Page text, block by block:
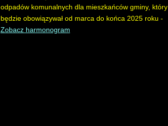
odpadów komunalnych dla mieszkańców gminy, który
będzie obowiązywał od marca do końca 2025 roku -
Zobacz harmonogram